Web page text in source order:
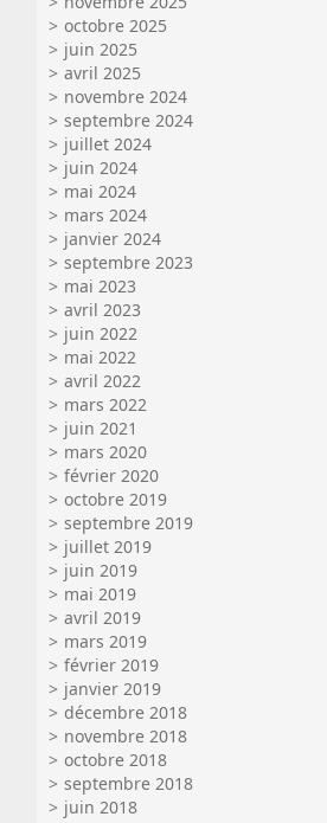
octobre 2025
juin 2025
avril 2025
novembre 2024
septembre 2024
juillet 2024
juin 2024
mai 2024
mars 2024
janvier 2024
septembre 2023
mai 2023
avril 2023
juin 2022
mai 2022
avril 2022
mars 2022
juin 2021
mars 2020
février 2020
octobre 2019
septembre 2019
juillet 2019
juin 2019
mai 2019
avril 2019
mars 2019
février 2019
janvier 2019
décembre 2018
novembre 2018
octobre 2018
septembre 2018
juin 2018